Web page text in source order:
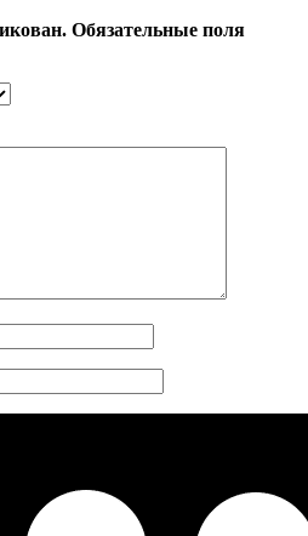
Обязательные поля